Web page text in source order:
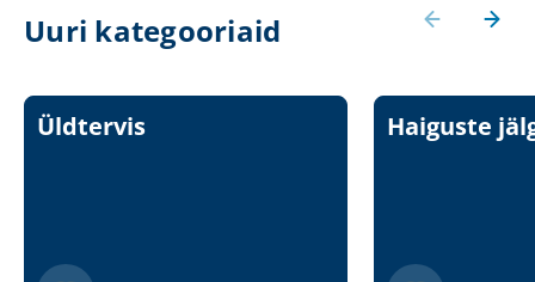
Uuri kategooriaid
Üldtervis Haiguste